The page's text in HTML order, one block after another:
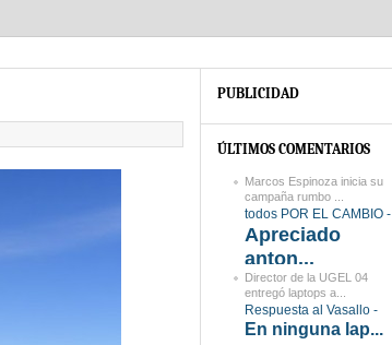
PUBLICIDAD
ÚLTIMOS COMENTARIOS
Marcos Espinoza inicia su
campaña rumbo ...
todos POR EL CAMBIO -
Apreciado
anton...
Director de la UGEL 04
entregó laptops a...
Respuesta al Vasallo -
En ninguna lap...